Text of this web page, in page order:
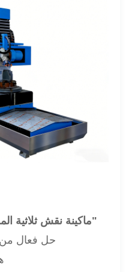
🔹 ماكينة نقش ثلاثية المحاور برأسين "شياو جين"
حل فعال من